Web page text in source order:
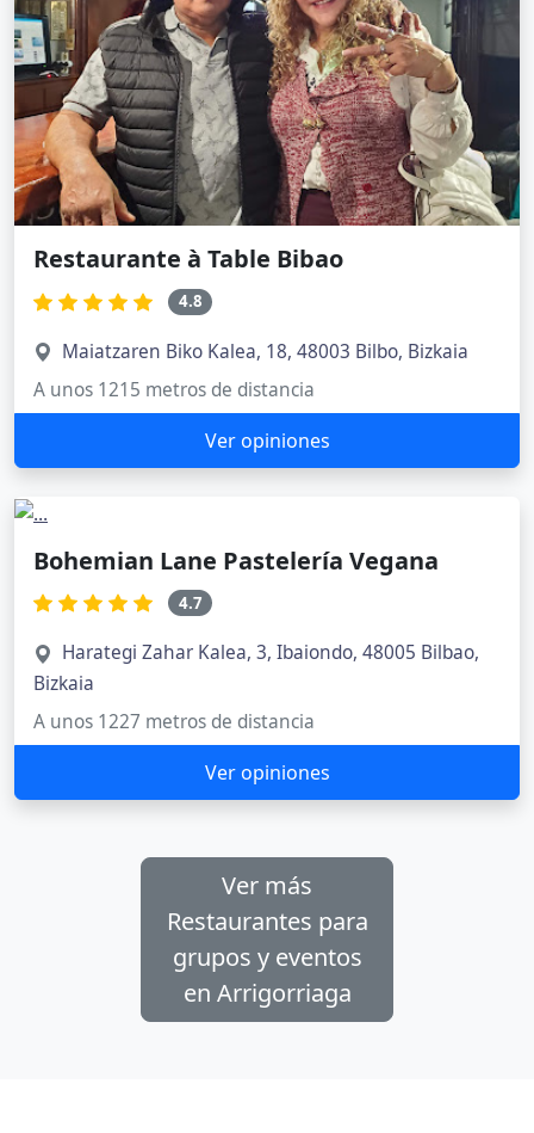
Restaurante à Table Bibao
4.8
Maiatzaren Biko Kalea, 18, 48003 Bilbo, Bizkaia
A unos 1215 metros de distancia
Ver opiniones
Bohemian Lane Pastelería Vegana
4.7
Harategi Zahar Kalea, 3, Ibaiondo, 48005 Bilbao,
Bizkaia
A unos 1227 metros de distancia
Ver opiniones
Ver más
Restaurantes para
grupos y eventos
en Arrigorriaga